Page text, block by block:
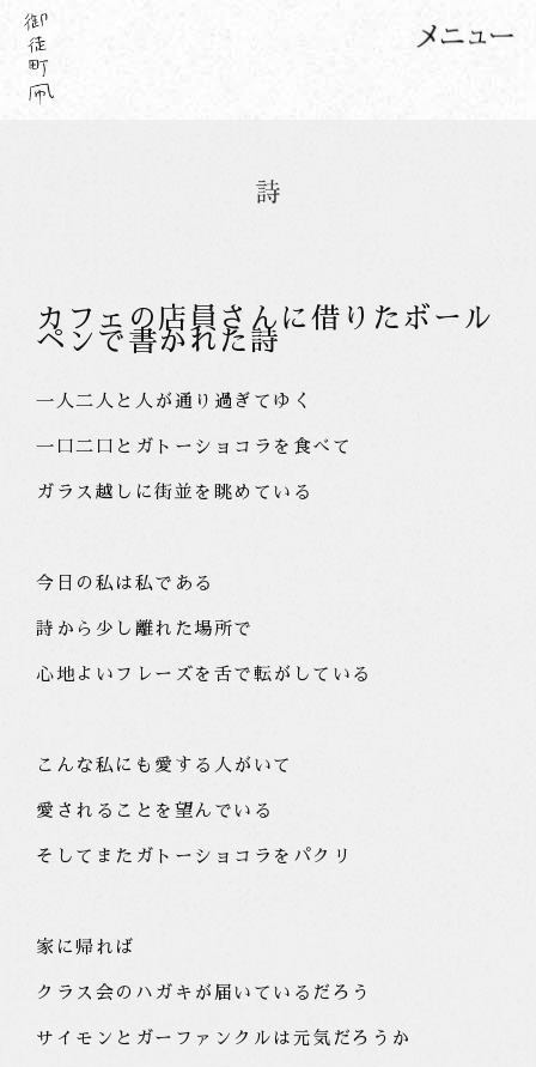
カフェの店員さんに借りたボール
ペンで書かれた詩
一人二人と人が通り過ぎてゆく
一口二口とガトーショコラを食べて
ガラス越しに街並を眺めている
今日の私は私である
詩から少し離れた場所で
心地よいフレーズを舌で転がしている
こんな私にも愛する人がいて
愛されることを望んでいる
そしてまたガトーショコラをパクリ
家に帰れば
クラス会のハガキが届いているだろう
サイモンとガーファンクルは元気だろうか